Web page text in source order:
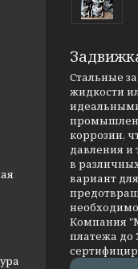
Стальные
жидкости
коррозии,
давления и
в
вариант
Компания
платежа до